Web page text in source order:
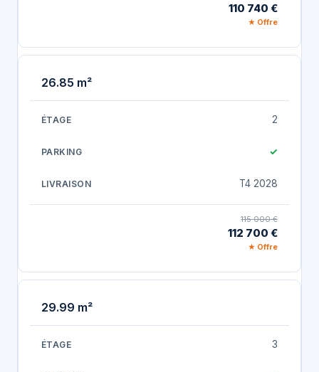
110 740 €
★ Offre
26.85 m²
2
✓
T4 2028
115 000 €
112 700 €
★ Offre
29.99 m²
3